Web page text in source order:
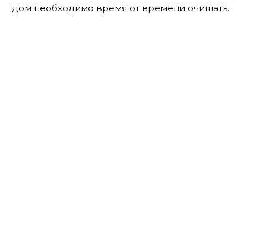
дом необходимо время от времени очищать.